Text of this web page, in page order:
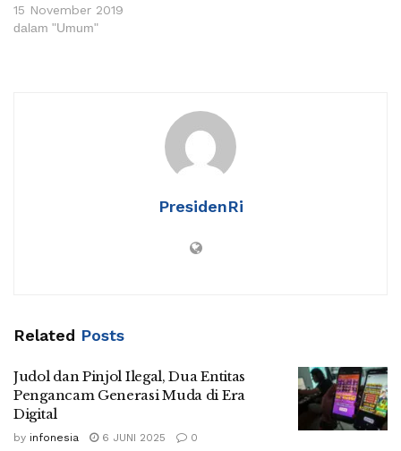
15 November 2019
dalam "Umum"
PresidenRi
Related Posts
Judol dan Pinjol Ilegal, Dua Entitas
Pengancam Generasi Muda di Era
Digital
by infonesia 6 JUNI 2025 0